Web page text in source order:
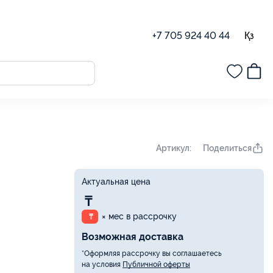
+7 705 924 40 44 Қз
Артикул: Поделиться
Актуальная цена
₸
₸ × мес в рассрочку
Возможная доставка
*Оформляя рассрочку вы соглашаетесь
на условия Публичной оферты